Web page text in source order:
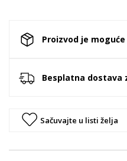
Proizvod je
Besplatna dostava
Sačuvajte u listi želja